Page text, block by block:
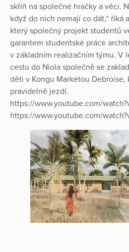
skříň na společné hračky a věci.
když do nich nemají co dát,“ říká
který společný projekt studentů
garantem studentské práce
v základním realizačním týmu. V
cestu do Niola společně se
děti v Kongu Markétou Debroise,
pravidelně jezdí.
https://www.youtube.com/
https://www.youtube.com/